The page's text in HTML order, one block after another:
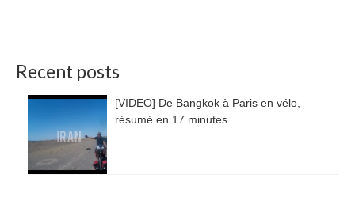
Recent posts
[VIDEO] De Bangkok à Paris en vélo,
résumé en 17 minutes